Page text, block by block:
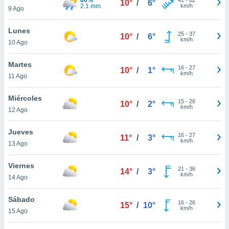
más
nuestra
y
de
disponible
cookies
aceptar
9 Ago
2.1 mm
10° / 6°
km/h
Lunes
10 Ago
10° / 6° 25- 37
km/h
Martes
11 Ago
10° / 1° 16- 27
km/h
Miércoles
12 Ago
10° / 2° 15- 26
km/h
Jueves
13 Ago
11° / 3° 16- 27
km/h
Viernes
14 Ago
14° / 3° 21 - 36
km/h
Sábado
15 Ago
15° / 10° 16- 26
km/h